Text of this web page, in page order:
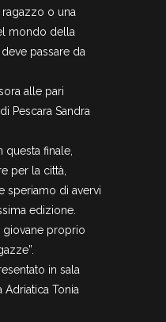
o una
mondo della
passare da
alle pari
Pescara Sandra
questa finale,
per la città,
speriamo di avervi
edizione.
giovane proprio
in sala
Tonia